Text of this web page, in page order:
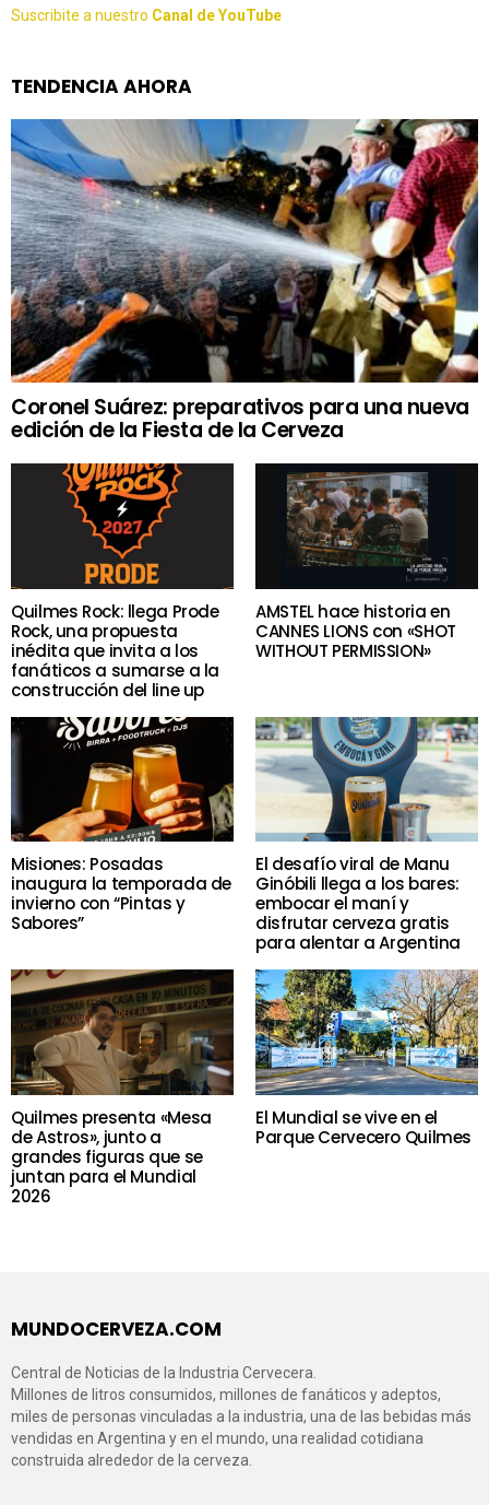
Suscribite a nuestro Canal de YouTube
TENDENCIA AHORA
Coronel Suárez: preparativos para una nueva
edición de la Fiesta de la Cerveza
Quilmes Rock: llega Prode
Rock, una propuesta
inédita que invita a los
fanáticos a sumarse a la
construcción del line up
AMSTEL hace historia en
CANNES LIONS con «SHOT
WITHOUT PERMISSION»
Misiones: Posadas
inaugura la temporada de
invierno con “Pintas y
Sabores”
El desafío viral de Manu
Ginóbili llega a los bares:
embocar el maní y
disfrutar cerveza gratis
para alentar a Argentina
Quilmes presenta «Mesa
de Astros», junto a
grandes figuras que se
juntan para el Mundial
2026
El Mundial se vive en el
Parque Cervecero Quilmes
MUNDOCERVEZA.COM
Central de Noticias de la Industria Cervecera.
Millones de litros consumidos, millones de fanáticos y adeptos,
miles de personas vinculadas a la industria, una de las bebidas más
vendidas en Argentina y en el mundo, una realidad cotidiana
construida alrededor de la cerveza.